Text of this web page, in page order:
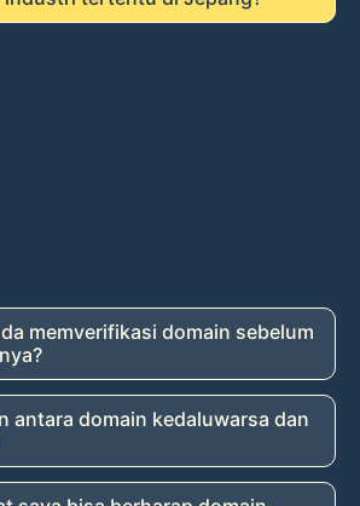
memverifikasi domain sebelum
antara domain kedaluwarsa dan